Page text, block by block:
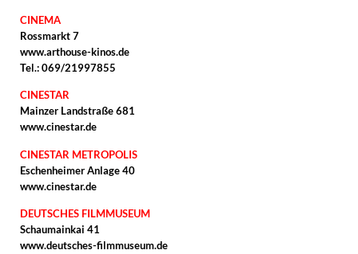
CINEMA
Rossmarkt 7
www.arthouse-kinos.de
Tel.: 069/21997855
CINESTAR
Mainzer Landstraße 681
www.cinestar.de
CINESTAR METROPOLIS
Eschenheimer Anlage 40
www.cinestar.de
DEUTSCHES FILMMUSEUM
Schaumainkai 41
www.deutsches-filmmuseum.de